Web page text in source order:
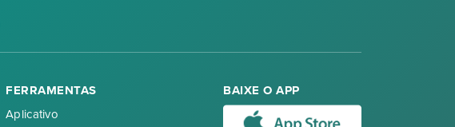
FERRAMENTAS
Aplicativo
BAIXE O APP